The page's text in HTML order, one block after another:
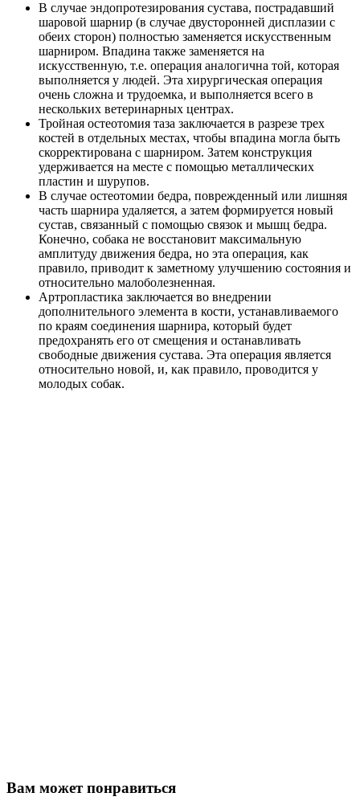
В случае эндопротезирования сустава, пострадавший
шаровой шарнир (в случае двусторонней дисплазии с
обеих сторон) полностью заменяется искусственным
шарниром. Впадина также заменяется на
искусственную, т.е. операция аналогична той, которая
выполняется у людей. Эта хирургическая операция
очень сложна и трудоемка, и выполняется всего в
нескольких ветеринарных центрах.
Тройная остеотомия таза заключается в разрезе трех
костей в отдельных местах, чтобы впадина могла быть
скорректирована с шарниром. Затем конструкция
удерживается на месте с помощью металлических
пластин и шурупов.
В случае остеотомии бедра, поврежденный или лишняя
часть шарнира удаляется, а затем формируется новый
сустав, связанный с помощью связок и мышц бедра.
Конечно, собака не восстановит максимальную
амплитуду движения бедра, но эта операция, как
правило, приводит к заметному улучшению состояния и
относительно малоболезненная.
Артропластика заключается во внедрении
дополнительного элемента в кости, устанавливаемого
по краям соединения шарнира, который будет
предохранять его от смещения и останавливать
свободные движения сустава. Эта операция является
относительно новой, и, как правило, проводится у
молодых собак.
Вам может понравиться